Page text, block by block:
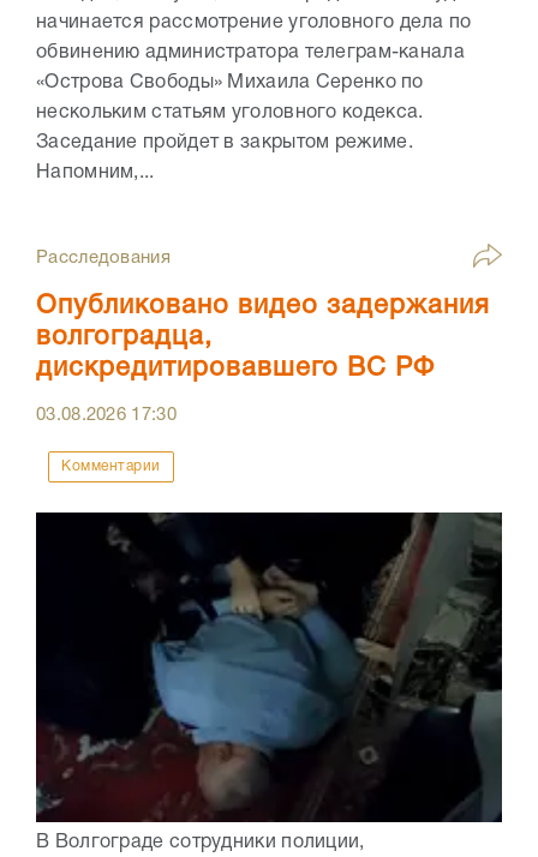
начинается рассмотрение уголовного дела по
обвинению администратора телеграм-канала
«Острова Свободы» Михаила Серенко по
нескольким статьям уголовного кодекса.
Заседание пройдет в закрытом режиме.
Напомним,...
Расследования
Опубликовано видео задержания
волгоградца,
дискредитировавшего ВС РФ
03.08.2026 17:30
Комментарии
В Волгограде сотрудники полиции,